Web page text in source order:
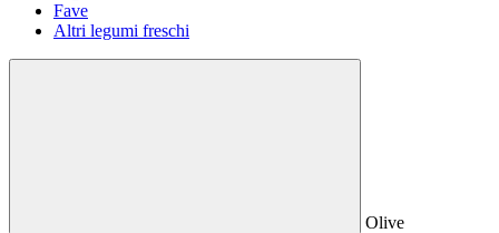
Fave
Altri legumi freschi
Olive